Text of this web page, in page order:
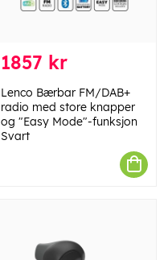
1857 kr
Lenco Bærbar FM/DAB+
radio med store knapper
og "Easy Mode"-funksjon
Svart